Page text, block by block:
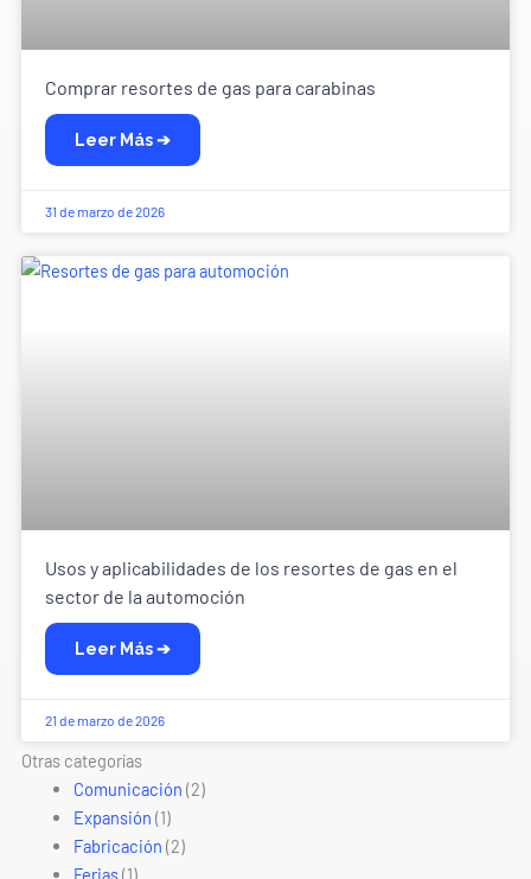
Comprar resortes de gas para carabinas
Leer Más ➔
31 de marzo de 2026
Usos y aplicabilidades de los resortes de gas en el
sector de la automoción
Leer Más ➔
21 de marzo de 2026
Otras categorías
Comunicación (2)
Expansión (1)
Fabricación (2)
Ferias(1)